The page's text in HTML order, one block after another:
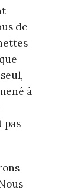
de
à
pas